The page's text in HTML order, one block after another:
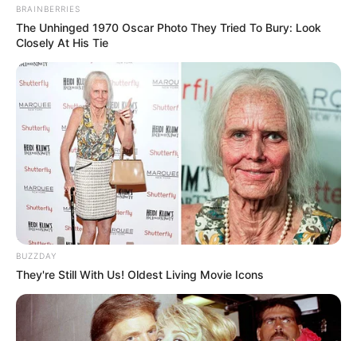
BRAINBERRIES
The Unhinged 1970 Oscar Photo They Tried To Bury: Look
Closely At His Tie
BUZZDAY
They're Still With Us! Oldest Living Movie Icons